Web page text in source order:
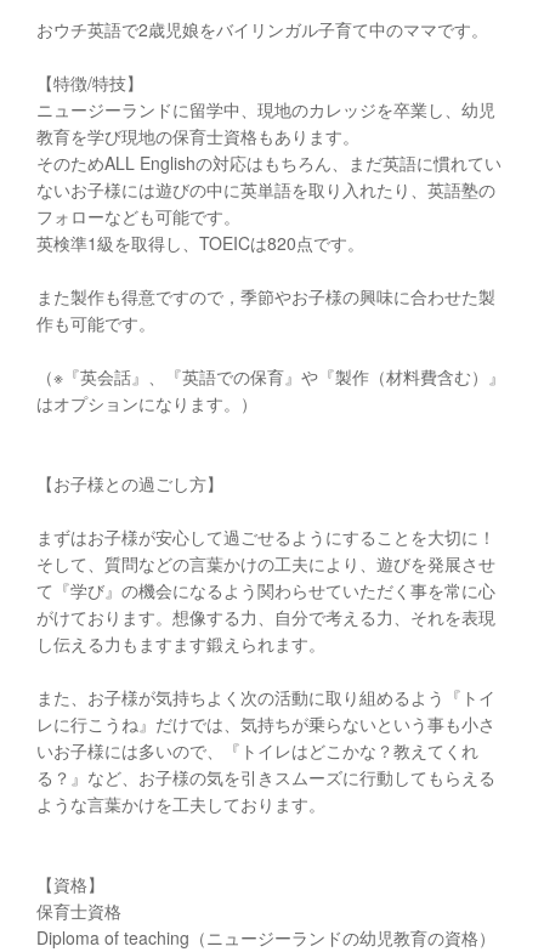
おウチ英語で2歳児娘をバイリンガル子育て中のママです。
【特徴/特技】
ニュージーランドに留学中、現地のカレッジを卒業し、幼児
教育を学び現地の保育士資格もあります。
そのためALL Englishの対応はもちろん、まだ英語に慣れてい
ないお子様には遊びの中に英単語を取り入れたり、英語塾の
フォローなども可能です。
英検準1級を取得し、TOEICは820点です。
また製作も得意ですので，季節やお子様の興味に合わせた製
作も可能です。
（※『英会話』、『英語での保育』や『製作（材料費含む）』
はオプションになります。）
【お子様との過ごし方】
まずはお子様が安心して過ごせるようにすることを大切に！
そして、質問などの言葉かけの工夫により、遊びを発展させ
て『学び』の機会になるよう関わらせていただく事を常に心
がけております。想像する力、自分で考える力、それを表現
し伝える力もますます鍛えられます。
また、お子様が気持ちよく次の活動に取り組めるよう『トイ
レに行こうね』だけでは、気持ちが乗らないという事も小さ
いお子様には多いので、『トイレはどこかな？教えてくれ
る？』など、お子様の気を引きスムーズに行動してもらえる
ような言葉かけを工夫しております。
【資格】
保育士資格
Diploma of teaching（ニュージーランドの幼児教育の資格）